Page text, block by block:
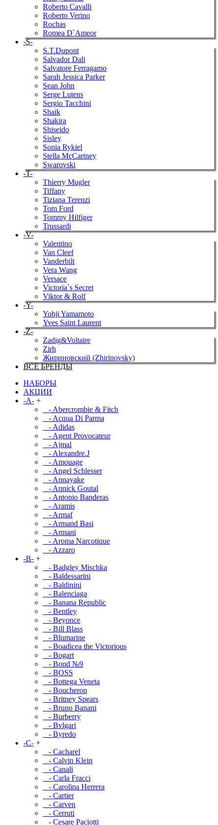
Roberto Cavalli
Roberto Verino
Rochas
Romea D`Ameor
-S-
S.T.Dupont
Salvador Dali
Salvatore Ferragamo
Sarah Jessica Parker
Sean John
Serge Lutens
Sergio Tacchini
Shaik
Shakira
Shiseido
Sisley
Sonia Rykiel
Stella McCartney
Swarovski
-T-
Thierry Mugler
Tiffany
Tiziana Terenzi
Tom Ford
Tommy Hilfiger
Trussardi
-V-
Valentino
Van Cleef
Vanderbilt
Vera Wang
Versace
Victoria`s Secret
Viktor & Rolf
-Y-
Yohji Yamamoto
Yves Saint Laurent
-Z-
Zadig&Voltaire
Zirh
Жириновский (Zhirinovsky)
ВСЕ БРЕНДЫ
НАБОРЫ
АКЦИИ
-A- +
- Abercrombie & Fitch
- Acqua Di Parma
- Adidas
- Agent Provocateur
- Ajmal
- Alexandre.J
- Amouage
- Angel Schlesser
- Annayake
- Annick Goutal
- Antonio Banderas
- Aramis
- Armaf
- Armand Basi
- Armani
- Aroma Narcotique
- Azzaro
-B- +
- Badgley Mischka
- Baldessarini
- Baldinini
- Balenciaga
- Banana Republic
- Bentley
- Beyonce
- Bill Blass
- Blumarine
- Boadicea the Victorious
- Bogart
- Bond №9
- BOSS
- Bottega Veneta
- Boucheron
- Britney Spears
- Bruno Banani
- Burberry
- Bvlgari
- Byredo
-C- +
- Cacharel
- Calvin Klein
- Canali
- Carla Fracci
- Carolina Herrera
- Cartier
- Carven
- Cerruti
- Cesare Paciotti